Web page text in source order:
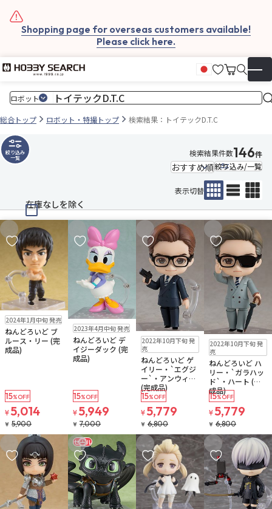
Shopping page for overseas customers available!
Please click here.
日本語
▼ お気に入り
カート
総合トップ ロボット・特撮トップ 検索結果：トイテックD.T.C
絞り込み
一覧
在庫なしを除く
検索結果件数146件
絞り込み/一覧
表示切替
お気に入りに追加
お取り寄せ
2024年1月中旬 発売
ねんどろいど ブ
ルース・リー (完
成品)
15%OFF
¥ 5,014
¥ 5,900
お気に入りに追加
販売中
2023年4月中旬 発売
ねんどろいど デ
イジーダック (完
成品)
15%OFF
¥ 5,949
¥ 7,000
お気に入りに追加
販売中
2022年10月下旬 発
売
ねんどろいど ゲ
イリー・`エグジ
ー`・アンウィン
(完成品)
15%OFF
¥ 5,779
¥ 6,800
お気に入りに
販売中
2022年10月下旬 発
売
ねんどろいど ハ
リー・`ガラハッ
ド`・ハート (完
成品)
15%OFF
¥ 5,779
¥ 6,800
お気に入りに追加
セール
お気に入りに追加お気に入りに追加お気に入りに